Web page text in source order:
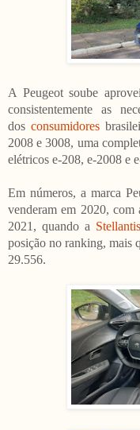
A Peugeot soube
consistentemente as
dos consumidores
2008 e 3008, uma
elétricos e-208, e-2008 e
Em números, a marca
venderam em 2020, com
2021, quando a Stellantis
posição no ranking, mais
29.556.